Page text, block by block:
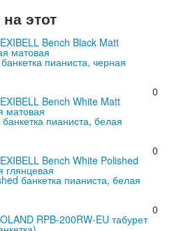
этот
пианиста, черная
0
пианиста, белая
0
банкетка пианиста, белая
0